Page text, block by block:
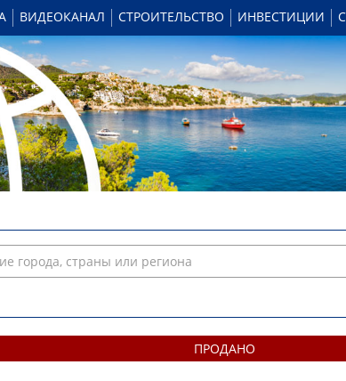
ВИДЕОКАНАЛ СТРОИТЕЛЬСТВО ИНВЕСТИЦИИ
ПРОДАНО